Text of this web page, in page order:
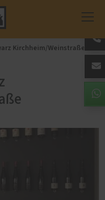
Kirchheim/Weinstraße